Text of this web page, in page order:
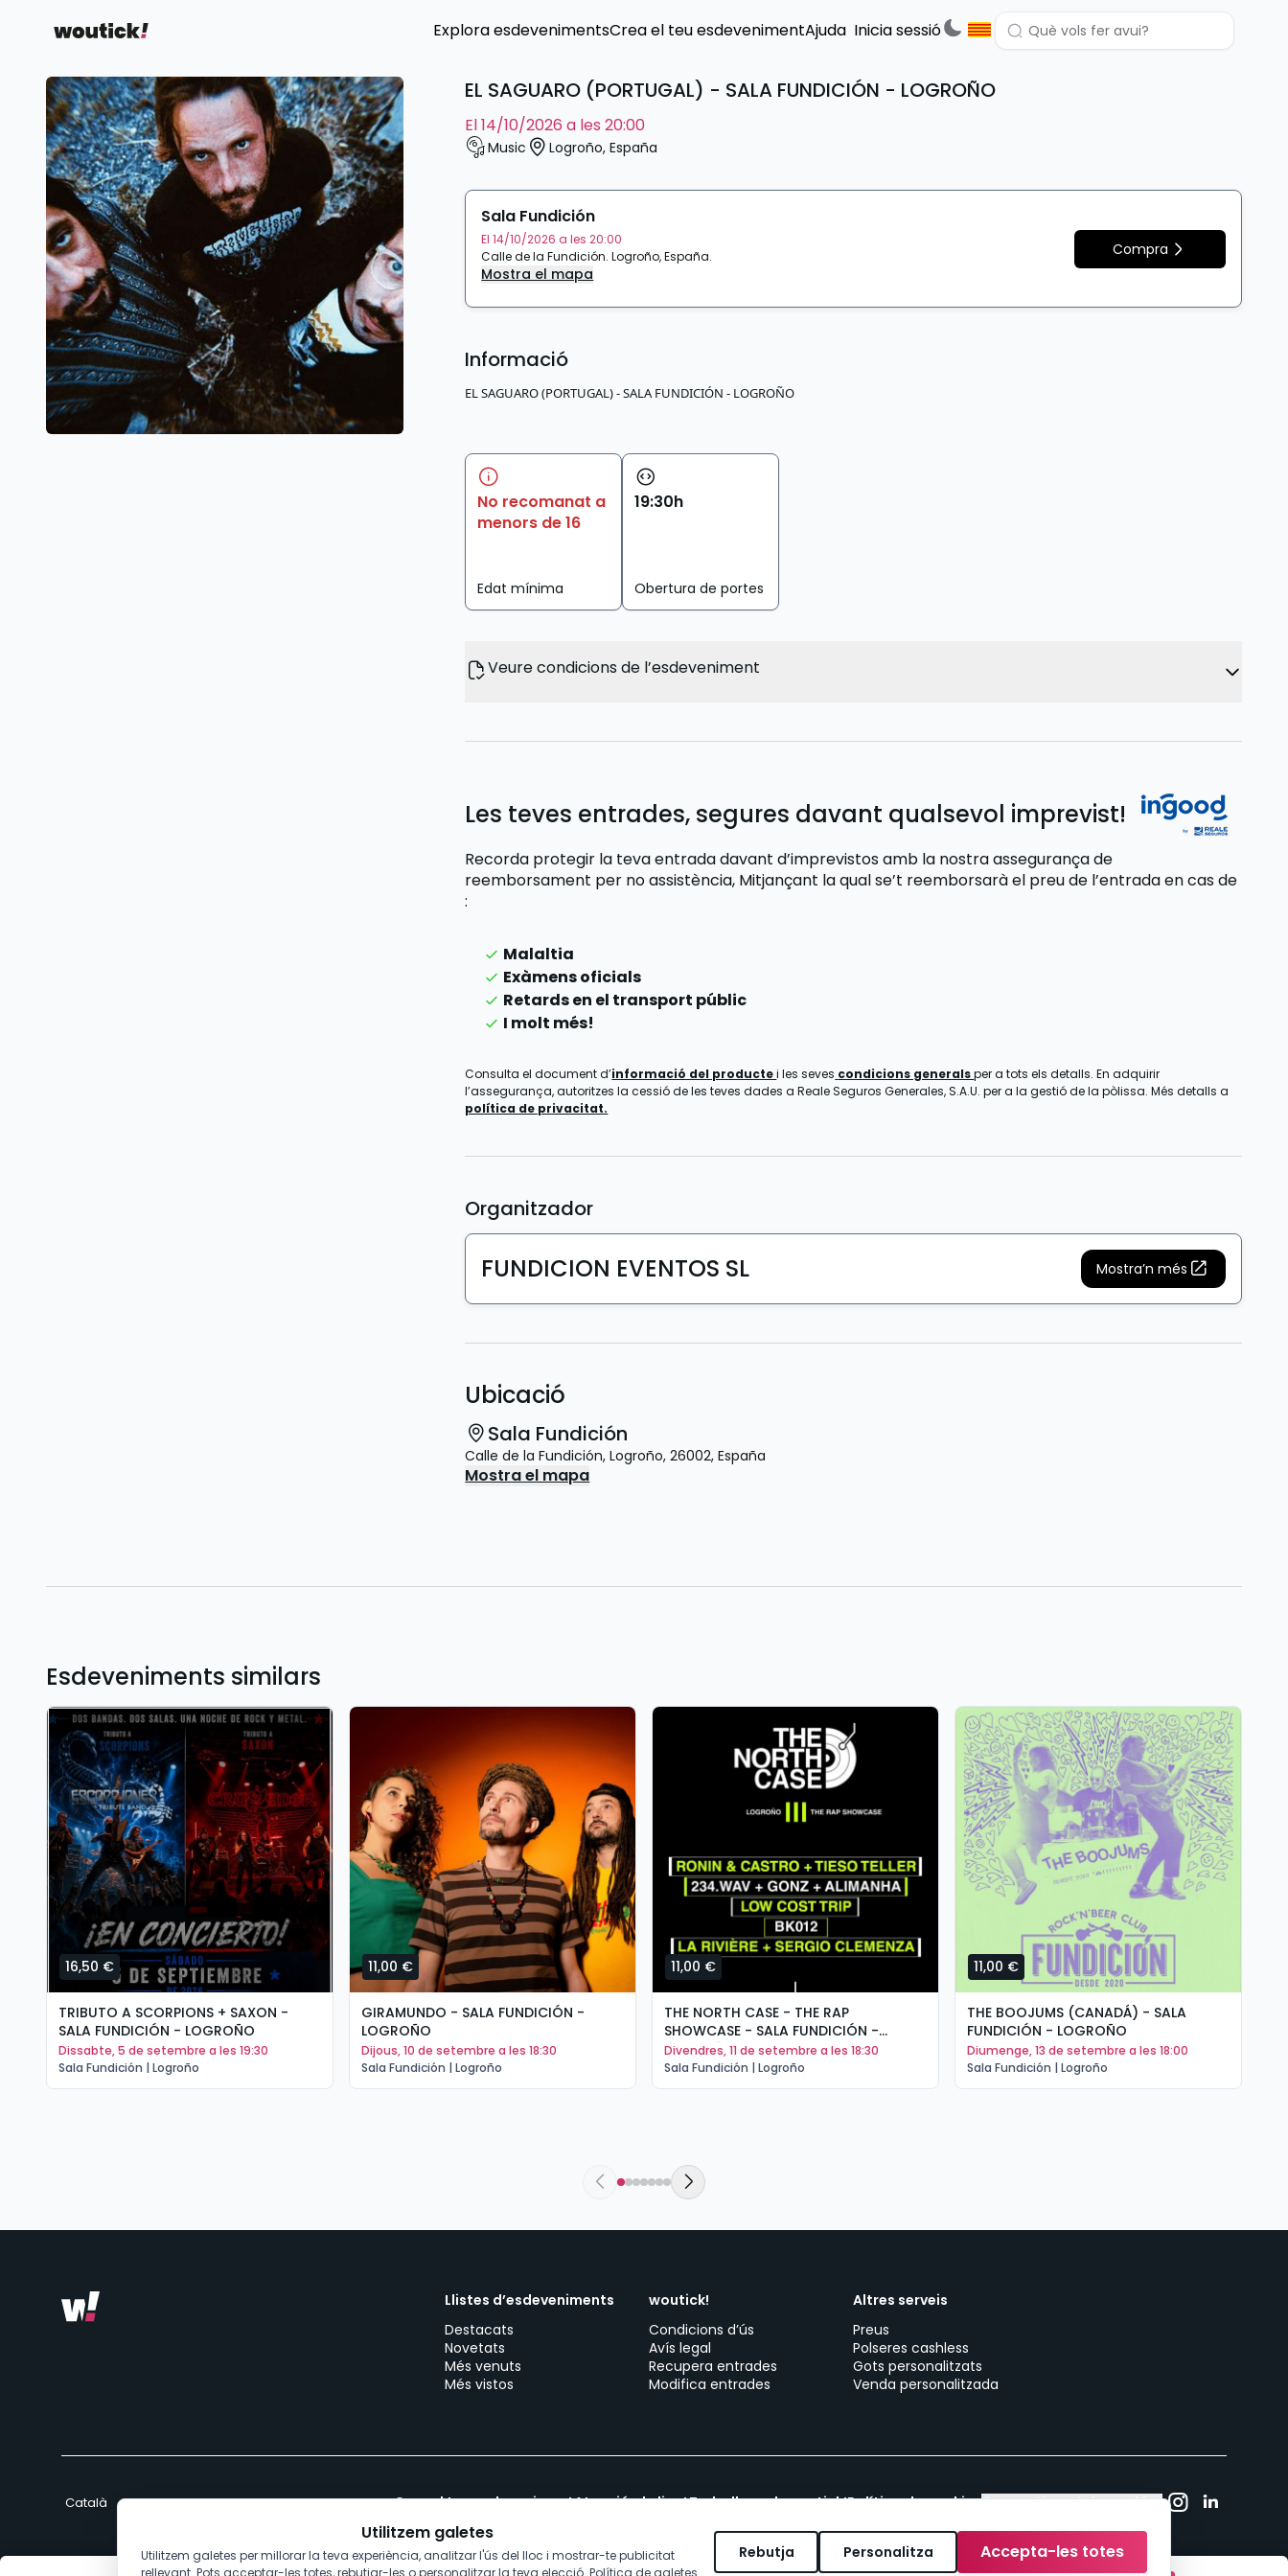
Explora esdevenimentsCrea el teu esdevenimentAjuda Inicia sessió
EL SAGUARO (PORTUGAL) - SALA FUNDICIÓN - LOGROÑO
el 14/10/2026 a les 20:00
Music Logroño, España
Sala Fundición
El 14/10/2026 a les 20:00
Calle de la Fundición.Logroño,España.
Mostra el mapa
Compra
Informació
EL SAGUARO (PORTUGAL) - SALA FUNDICIÓN - LOGROÑO
No recomanat a
menors de 16
Edat mínima
19:30h
Obertura de portes
Veure condicions de l’esdeveniment
Les teves entrades, segures davant qualsevol imprevist!
Recorda protegir la teva entrada davant d’imprevistos amb la nostra assegurança de
reemborsament per no assistència, Mitjançant la qual se’t reemborsarà el preu de l’entradaen cas de
:
Malaltia
Exàmens oficials
Retards en el transport públic
I molt més!
Consulta el document d’informació del productei les seves condicions generalsper a tots els detalls. En adquirir
l’assegurança, autoritzes la cessió de les teves dades a Reale Seguros Generales, S.A.U. per a la gestió de la pòlissa. Més detalls a
política de privacitat.
Organitzador
FUNDICION EVENTOS SL Mostra’n més
Ubicació
Sala Fundición
Calle de la Fundición, Logroño, 26002, España
Mostra el mapa
Esdeveniments similars
16,50 €
TRIBUTO A SCORPIONS + SAXON -
SALA FUNDICIÓN - LOGROÑO
dissabte, 5 de setembre a les 19:30
Sala Fundición | Logroño
11,00 €
GIRAMUNDO - SALA FUNDICIÓN -
LOGROÑO
dijous, 10 de setembre a les 18:30
Sala Fundición | Logroño
11,00 €
THE NORTH CASE - THE RAP
SHOWCASE - SALA FUNDICIÓN -
LOGROÑO
divendres, 11 de setembre a les 18:30
Sala Fundición | Logroño
11,00 €
THE BOOJUMS (CANADÁ) - SALA
FUNDICIÓN - LOGROÑO
diumenge, 13 de setembre a les 18:00
Sala Fundición | Logroño
Llistes d’esdeveniments
Destacats
Novetats
Més venuts
Més vistos
woutick!
Condicions d’ús
Avís legal
Recupera entrades
Modifica entrades
Altres serveis
Preus
Polseres cashless
Gots personalitzats
Venda personalitzada
Crea el teu esdevenimentAtenció al clientTreballa amb woutick!Política de cookiesConsentiment de cookies
Utilitzem galetes
Utilitzem galetes per millorar la teva experiència, analitzar l'ús del lloc i mostrar-te publicitat
rellevant. Pots acceptar-les totes, rebutjar-les o personalitzar la teva elecció. Política de galetes
Rebutja Personalitza Accepta-les totes